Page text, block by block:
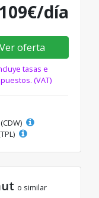
109€/día
Ver oferta
tasas e
(VAT)
o similar